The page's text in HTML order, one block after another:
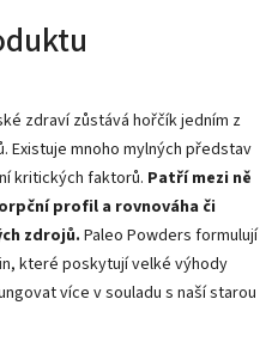
zdraví zůstává hořčík jedním z
Existuje mnoho mylných představ
kritických faktorů. Patří mezi ně
profil a rovnováha či
zdrojů. Paleo Powders formulují
které poskytují velké výhody
více v souladu s naší starou